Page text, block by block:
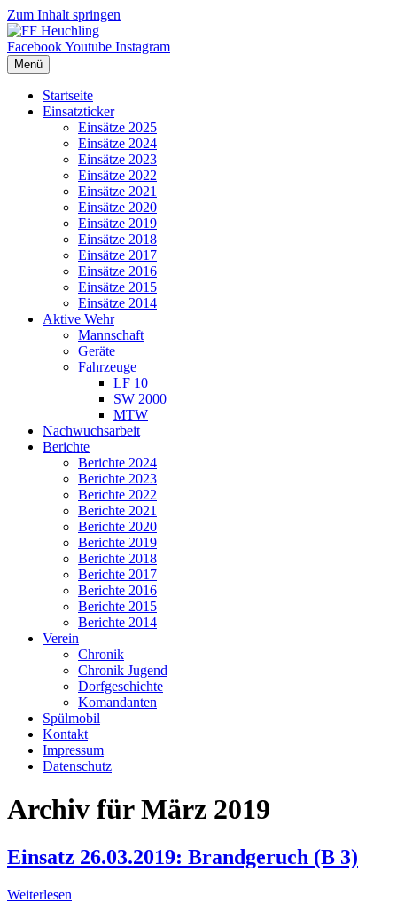
Zum Inhalt springen
FacebookYoutube Instagram
Menü
Startseite
Einsatzticker
Einsätze 2025
Einsätze 2024
Einsätze 2023
Einsätze 2022
Einsätze 2021
Einsätze 2020
Einsätze 2019
Einsätze 2018
Einsätze 2017
Einsätze 2016
Einsätze 2015
Einsätze 2014
Aktive Wehr
Mannschaft
Geräte
Fahrzeuge
LF 10
SW 2000
MTW
Nachwuchsarbeit
Berichte
Berichte 2024
Berichte 2023
Berichte 2022
Berichte 2021
Berichte 2020
Berichte 2019
Berichte 2018
Berichte 2017
Berichte 2016
Berichte 2015
Berichte 2014
Verein
Chronik
Chronik Jugend
Dorfgeschichte
Komandanten
Spülmobil
Kontakt
Impressum
Datenschutz
Archiv für März 2019
Einsatz 26.03.2019: Brandgeruch (B 3)
Weiterlesen